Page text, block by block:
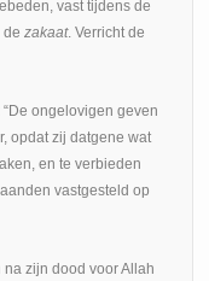
vast tijdens de
dezakaat. Verricht de
ongelovigen geven
opdat zij datgene wat
en te verbieden
vastgesteld op
zijn dood voor Allah